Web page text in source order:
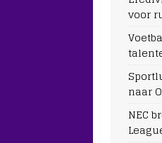
voor
naar
NEC